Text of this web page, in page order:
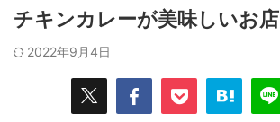
チキンカレーが美味しいお店
2022年9月4日